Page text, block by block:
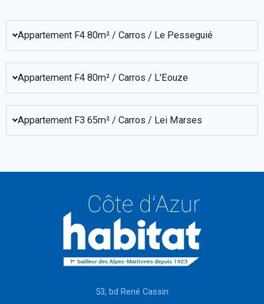
Appartement F4 80m² / Carros / Le Pesseguié
Appartement F4 80m² / Carros / L'Eouze
Appartement F3 65m² / Carros / Lei Marses
53, bd René Cassin